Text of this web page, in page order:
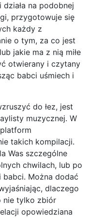
działa na podobnej
przygotowuje się
każdy z
o tym, za co jest
jakie ma z nią miłe
otwierany i czytany
babci uśmiech i
do łez, jest
muzycznej. W
takich kompilacji.
Was szczególne
chwilach, lub po
babci. Można dodać
dlaczego
nie tylko zbiór
opowiedziana